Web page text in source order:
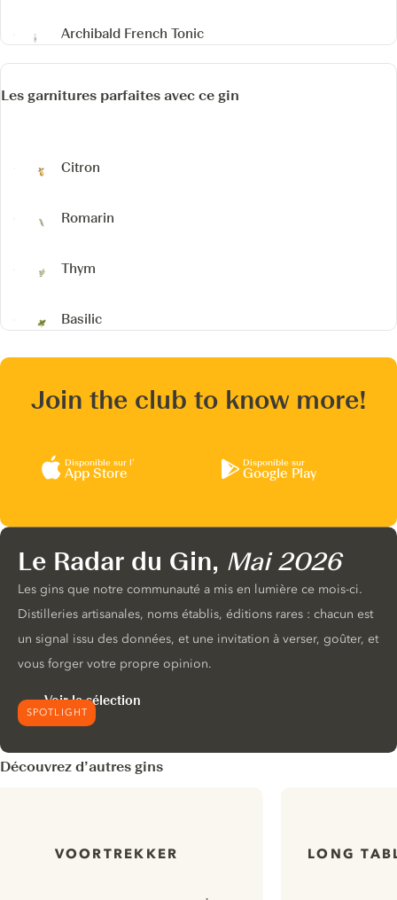
Archibald French Tonic
Les garnitures parfaites avec ce gin
Citron
Romarin
Thym
Basilic
Join the club to know more!
Disponible sur l’
App Store
Disponible sur
Google Play
SPOTLIGHT
Le Radar du Gin, Mai 2026
Les gins que notre communauté a mis en lumière ce mois-ci.
Distilleries artisanales, noms établis, éditions rares : chacun est
un signal issu des données, et une invitation à verser, goûter, et
vous forger votre propre opinion.
Voir la sélection
Découvrez d’autres gins
VOORTREKKER LONG